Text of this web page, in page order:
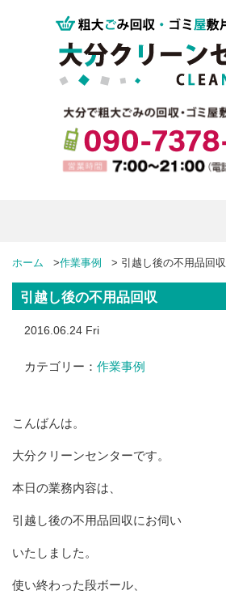
ホーム >作業事例 > 引越し後の不用品回収
引越し後の不用品回収
2016.06.24 Fri
カテゴリー： 作業事例
こんばんは。
大分クリーンセンターです。
本日の業務内容は、
引越し後の不用品回収にお伺い
いたしました。
使い終わった段ボール、